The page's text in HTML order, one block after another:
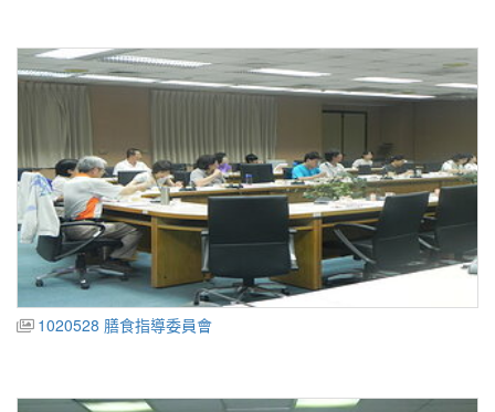
1020528 膳食指導委員會